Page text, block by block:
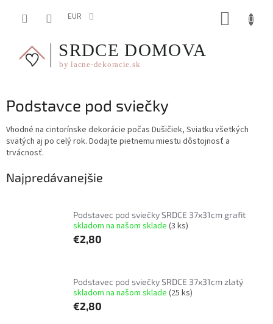
EUR
Podstavce pod sviečky
Vhodné na cintorínske dekorácie počas Dušičiek, Sviatku všetkých
svätých aj po celý rok. Dodajte pietnemu miestu dôstojnosť a
trvácnosť.
Najpredávanejšie
Podstavec pod sviečky SRDCE 37x31cm grafit
skladom na našom sklade (3 ks)
€2,80
Podstavec pod sviečky SRDCE 37x31cm zlatý
skladom na našom sklade (25 ks)
€2,80